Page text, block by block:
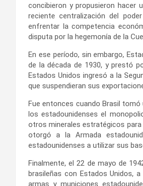
concibieron y propusieron hacer
reciente centralización del
enfrentar la competencia
disputa por la hegemonía de la
En ese período, sin embargo,
de la década de 1930, y prestó
Estados Unidos ingresó a la
que suspendieran sus
Fue entonces cuando Brasil
los estadounidenses el
otros minerales estratégicos para
otorgó a la Armada
estadounidenses a utilizar sus
Finalmente, el 22 de mayo de
brasileñas con Estados Unidos,
armas y municiones